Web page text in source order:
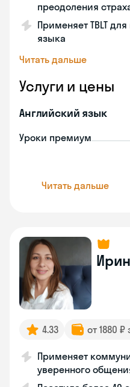
преодоления
Применяет TBLT
языка
Читать дальше
Услуги и цены
Английский язык
Уроки премиум
Читать дальше
4.33 от 1880 ₽
Применяет
уверенного